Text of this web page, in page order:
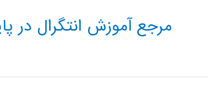
مرجع آموزش انتگرال در